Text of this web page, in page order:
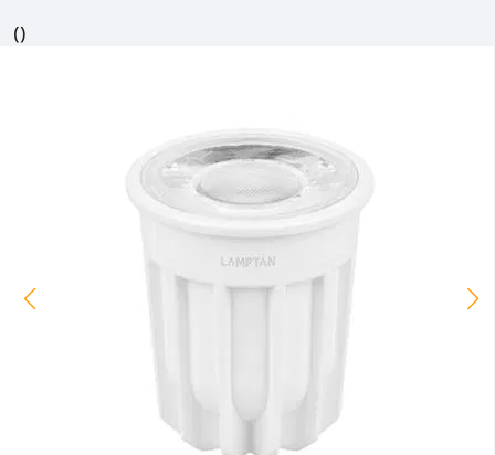
()